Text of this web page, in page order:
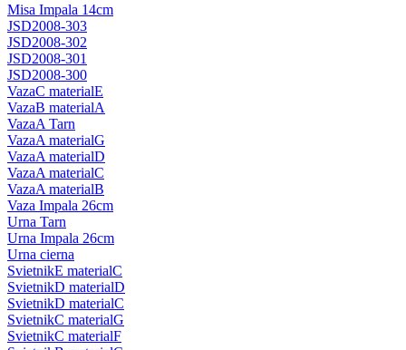
Misa Impala 14cm
JSD2008-303
JSD2008-302
JSD2008-301
JSD2008-300
VazaC materialE
VazaB materialA
VazaA Tarn
VazaA materialG
VazaA materialD
VazaA materialC
VazaA materialB
Vaza Impala 26cm
Urna Tarn
Urna Impala 26cm
Urna cierna
SvietnikE materialC
SvietnikD materialD
SvietnikD materialC
SvietnikC materialG
SvietnikC materialF